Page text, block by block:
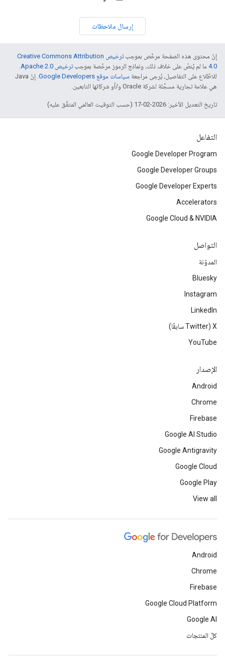
إرسال ملاحظات
إنّ محتوى هذه الصفحة مرخّص بموجب
ترخيص Creative Commons Attribution
4.0‏ ما لم يُنصّ على خلاف ذلك، ونماذج الرموز مرخّصة بموجبترخيص Apache 2.0‏
.
للاطّلاع على التفاصيل، يُرجى مراجعة سياسات موقع Google Developers‏
. إنّ Java
هي علامة تجارية مسجَّلة لشركة Oracle و/أو شركائها التابعين.
تاريخ التعديل الأخير: 2026-02-17 (حسب التوقيت العالمي المتفَّق عليه)
التفاعل
Google Developer Program
Google Developer Groups
Google Developer Experts
Accelerators
Google Cloud & NVIDIA
التواصل
المدوّنة
Bluesky
Instagram
LinkedIn
‫X ‏(Twitter سابقًا)
YouTube
الإصدار
Android
Chrome
Firebase
Google AI Studio
Google Antigravity
Google Cloud
Google Play
View all
Android
Chrome
Firebase
Google Cloud Platform
Google AI
كلّ المنتجات